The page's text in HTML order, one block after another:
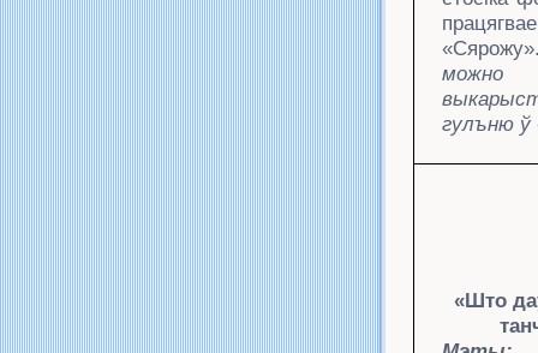
можно
гулъню
«Што